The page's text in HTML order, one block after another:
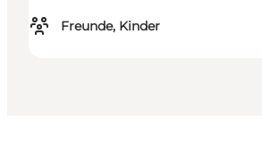
Freunde, Kinder